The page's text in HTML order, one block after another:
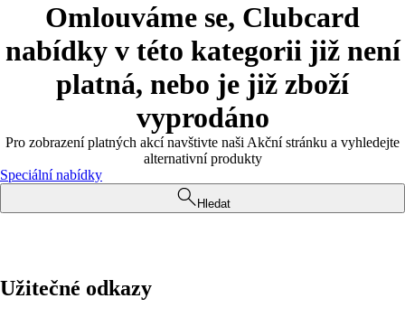
Omlouváme se, Clubcard
nabídky v této kategorii již není
platná, nebo je již zboží
vyprodáno
Pro zobrazení platných akcí navštivte naši Akční stránku a vyhledejte
alternativní produkty
Speciální nabídky
Hledat
Užitečné odkazy